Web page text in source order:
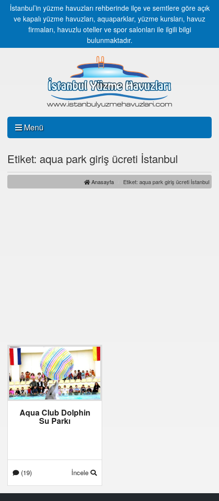
İstanbul’in yüzme havuzları rehberinde ilçe ve semtlere göre açık
ve kapalı yüzme havuzları, aquaparklar, yüzme kursları, havuz
firmaları, havuzlu oteller ve spor salonları ile ilgili bilgi
bulunmaktadır.
Menü
Etiket: aqua park giriş ücreti İstanbul
Anasayfa Etiket: aqua park giriş ücreti İstanbul
Aqua Club Dolphin
Su Parkı
(19) İncele